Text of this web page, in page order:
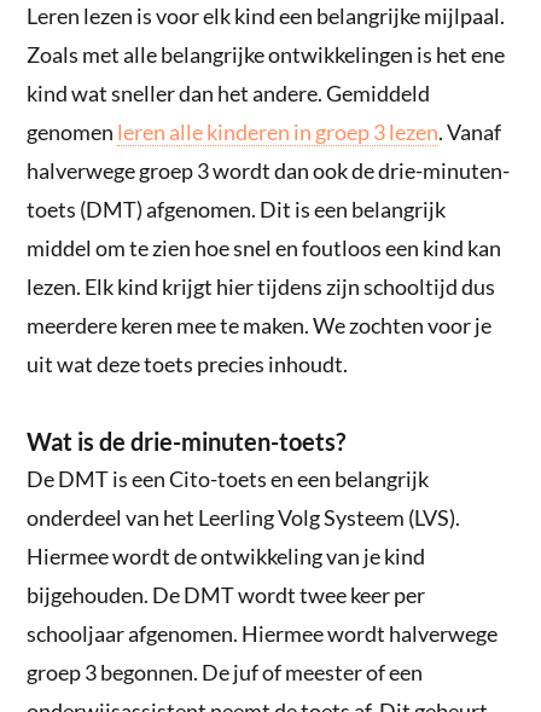
Leren lezen is voor elk kind een belangrijke mijlpaal.
Zoals met alle belangrijke ontwikkelingen is het ene
kind wat sneller dan het andere. Gemiddeld
genomen leren alle kinderen in groep 3 lezen. Vanaf
halverwege groep 3 wordt dan ook de drie-minuten-
toets (DMT) afgenomen. Dit is een belangrijk
middel om te zien hoe snel en foutloos een kind kan
lezen. Elk kind krijgt hier tijdens zijn schooltijd dus
meerdere keren mee te maken. We zochten voor je
uit wat deze toets precies inhoudt.
Wat is de drie-minuten-toets?
De DMT is een Cito-toets en een belangrijk
onderdeel van het Leerling Volg Systeem (LVS).
Hiermee wordt de ontwikkeling van je kind
bijgehouden. De DMT wordt twee keer per
schooljaar afgenomen. Hiermee wordt halverwege
groep 3 begonnen. De juf of meester of een